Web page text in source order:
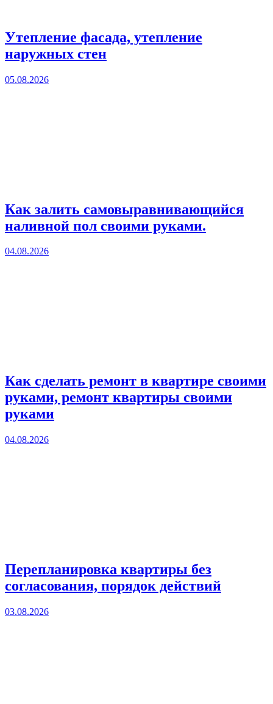
Утепление фасада, утепление
наружных стен
05.08.2026
Как залить самовыравнивающийся
наливной пол своими руками.
04.08.2026
Как сделать ремонт в квартире своими
руками, ремонт квартиры своими
руками
04.08.2026
Перепланировка квартиры без
согласования, порядок действий
03.08.2026